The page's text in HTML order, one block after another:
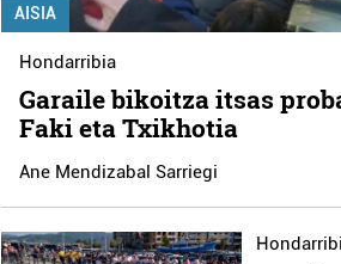
AISIA
Hondarribia
Garaile bikoitza itsas
Faki eta Txikhotia
Ane Mendizabal Sarriegi